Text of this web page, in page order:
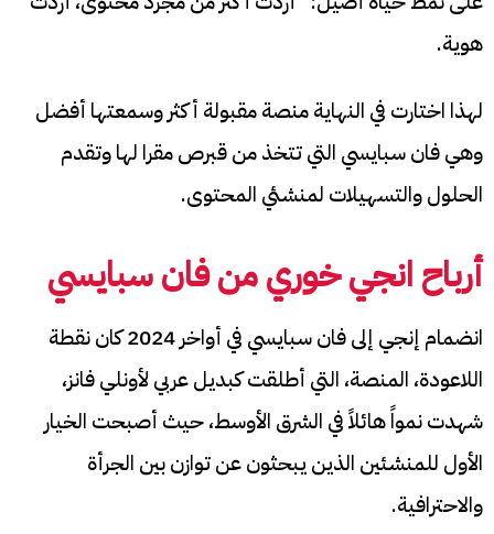
هوية.
لهذا اختارت في النهاية منصة مقبولة أكثر وسمعتها أفضل
وهي فان سبايسي التي تتخذ من قبرص مقرا لها وتقدم
الحلول والتسهيلات لمنشئي المحتوى.
أرباح انجي خوري من فان سبايسي
انضمام إنجي إلى فان سبايسي في أواخر 2024 كان نقطة
اللاعودة، المنصة، التي أطلقت كبديل عربي لأونلي فانز،
شهدت نمواً هائلاً في الشرق الأوسط، حيث أصبحت الخيار
الأول للمنشئين الذين يبحثون عن توازن بين الجرأة
والاحترافية.